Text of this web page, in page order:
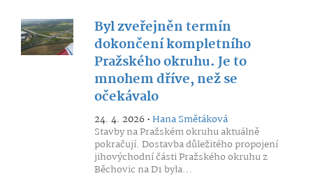
Byl zveřejněn termín
dokončení kompletního
Pražského okruhu. Je to
mnohem dříve, než se
očekávalo
24. 4. 2026 •Hana Smětáková
Stavby na Pražském okruhu aktuálně
pokračují. Dostavba důležitého propojení
jihovýchodní části Pražského okruhu z
Běchovic na D1 byla...